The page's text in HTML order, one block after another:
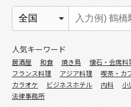
人気キーワード
居酒屋 和食 焼き鳥 懐石・会席料
フランス料理
アジア料理 喫茶・カ
カラオケ
ビジネスホテル 内科 小
法律事務所